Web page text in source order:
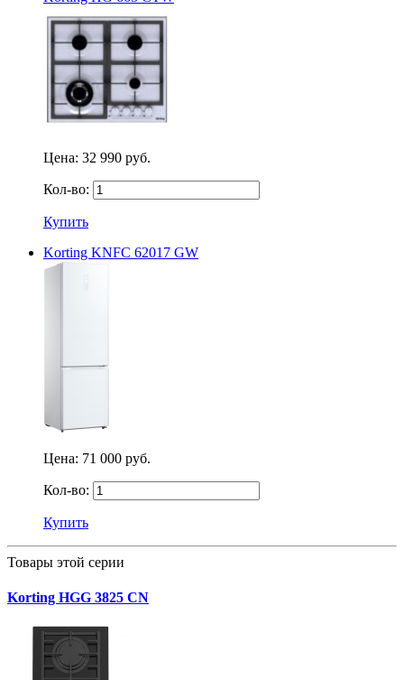
Цена: 32 990 руб.
Кол-во:
Купить
Korting KNFC 62017 GW
Цена: 71 000 руб.
Кол-во:
Купить
Товары этой серии
Korting HGG 3825 CN